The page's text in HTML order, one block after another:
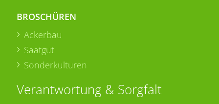
BROSCHÜREN
Ackerbau
Saatgut
Sonderkulturen
Verantwortung & Sorgfalt